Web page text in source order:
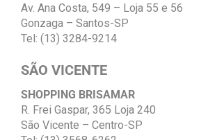
Av. Ana Costa, 549 – Loja 55 e 56
Gonzaga – Santos-SP
Tel: (13) 3284-9214
SÃO VICENTE
SHOPPING BRISAMAR
R. Frei Gaspar, 365 Loja 240
São Vicente – Centro-SP